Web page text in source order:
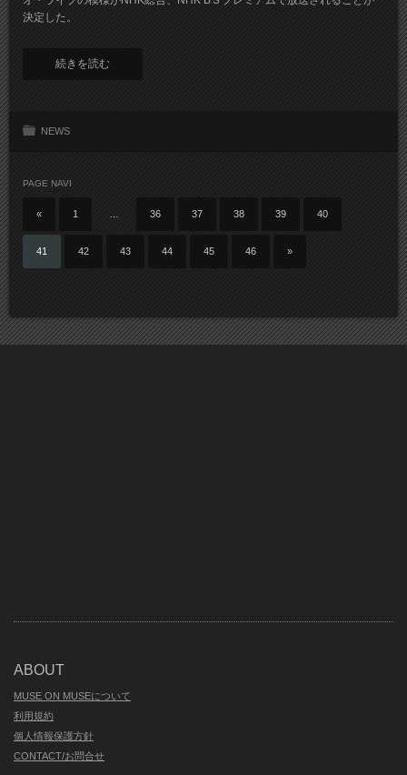
決定した。
続きを読む
NEWS
PAGE NAVI
« 1 36 37 38 39 40
41 42 43 44 45 46 »
ABOUT
MUSE ON MUSEについて
利用規約
個人情報保護方針
CONTACT/お問合せ